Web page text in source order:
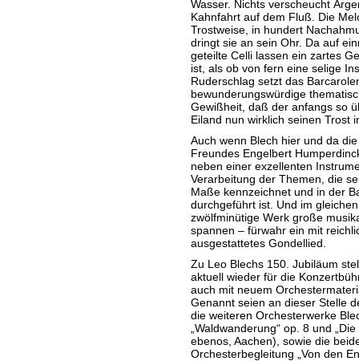
Wasser. Nichts verscheucht
Kahnfahrt auf dem Fluß. Die
Trostweise, in hundert
dringt sie an sein Ohr. Da auf
geteilte Celli lassen ein zartes
ist, als ob von fern eine selige
Ruderschlag setzt das
bewunderungswürdige
Gewißheit, daß der anfangs so
Eiland nun wirklich seinen Trost
Auch wenn Blech hier und da
Freundes Engelbert
neben einer exzellenten
Verarbeitung der Themen, die
Maße kennzeichnet und in der
durchgeführt ist. Und im
zwölfminütige Werk große
spannen – fürwahr ein mit
ausgestattetes Gondellied.
Zu Leo Blechs 150. Jubiläum
aktuell wieder für die
auch mit neuem
Genannt seien an dieser Stelle
die weiteren Orchesterwerke
„Waldwanderung“ op. 8 und
ebenos, Aachen), sowie die
Orchesterbegleitung „Von den